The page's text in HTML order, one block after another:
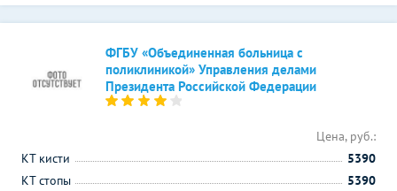
ФГБУ «Объединенная больница с
поликлиникой» Управления делами
Президента Российской Федерации
Цена, руб.:
КТ кисти
5390
КТ стопы
5390